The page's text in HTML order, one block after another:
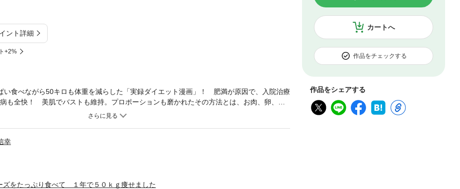
ント詳細
+2%
カートへ
作品をチェックする
作品をシェアする
い食べながら50キロも体重を減らした「実録ダイエット漫画」！ 肥満が原因で、入院治療
も全快！ 美肌でバストも維持。プロポーションも磨かれたその方法とは、お肉、卵、チ
ＥＣ療法。監修はＭＥＣ療法考案者の渡辺信幸医師。出演した「主治医の見つかる診療
幸
ズをたっぷり食べて １年で５０ｋｇ痩せました